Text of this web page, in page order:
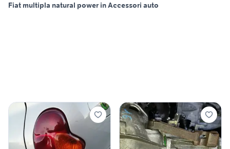
Fiat multipla natural power in Accessori auto